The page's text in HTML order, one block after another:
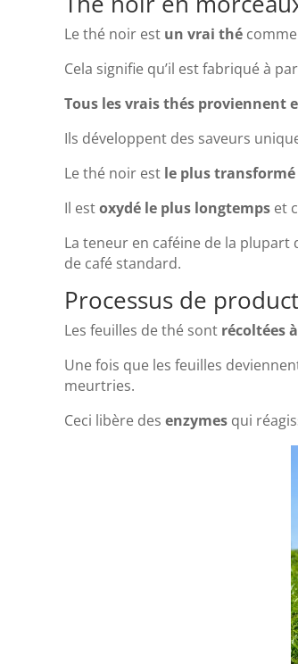
Le thé noir est un vrai thé comme
Cela signifie qu’il est fabriqué à
Tous les vrais thés proviennent
Ils développent des saveurs
Le thé noir est le plus transformé
Il estoxydé le plus longtemps et
La teneur en caféine de la
de café standard.
Processus de
Les feuilles de thé sont récoltées
Une fois que les feuilles
meurtries.
Ceci libère des enzymes qui